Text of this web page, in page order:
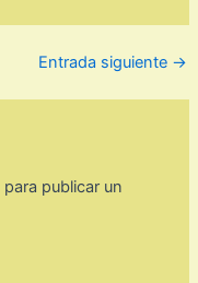
Entrada siguiente →
para publicar un